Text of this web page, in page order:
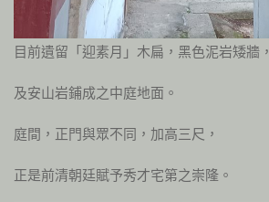
目前遺留「迎素月」木扁，黑色泥岩矮牆，
及安山岩鋪成之中庭地面。
庭間，正門與眾不同，加高三尺，
正是前清朝廷賦予秀才宅第之崇隆。